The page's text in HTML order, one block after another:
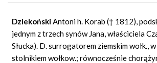
GRAF POWIĄZAŃ
DYSKUSJA
DziekońskiAntoni h. Korab († 1812),
jednym z trzech synów Jana, właściciela
Słucka). D. surrogatorem ziemskim wołk.,
stolnikiem wołkow.; równocześnie